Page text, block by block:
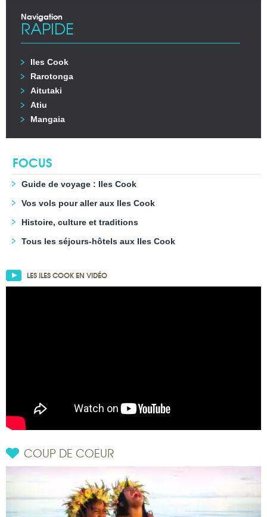
Navigation
RAPIDE
Iles Cook
Rarotonga
Aitutaki
Atiu
Mangaia
FOCUS
Guide de voyage : Iles Cook
Vos vols pour aller aux Iles Cook
Histoire, culture et traditions
Tous les séjours-hôtels aux Iles Cook
LES ILES COOK EN VIDÉO
COUP DE COEUR